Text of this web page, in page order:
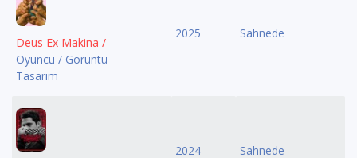
Deus Ex Makina /
Oyuncu / Görüntü
Tasarım
2025 Sahnede
2024 Sahnede